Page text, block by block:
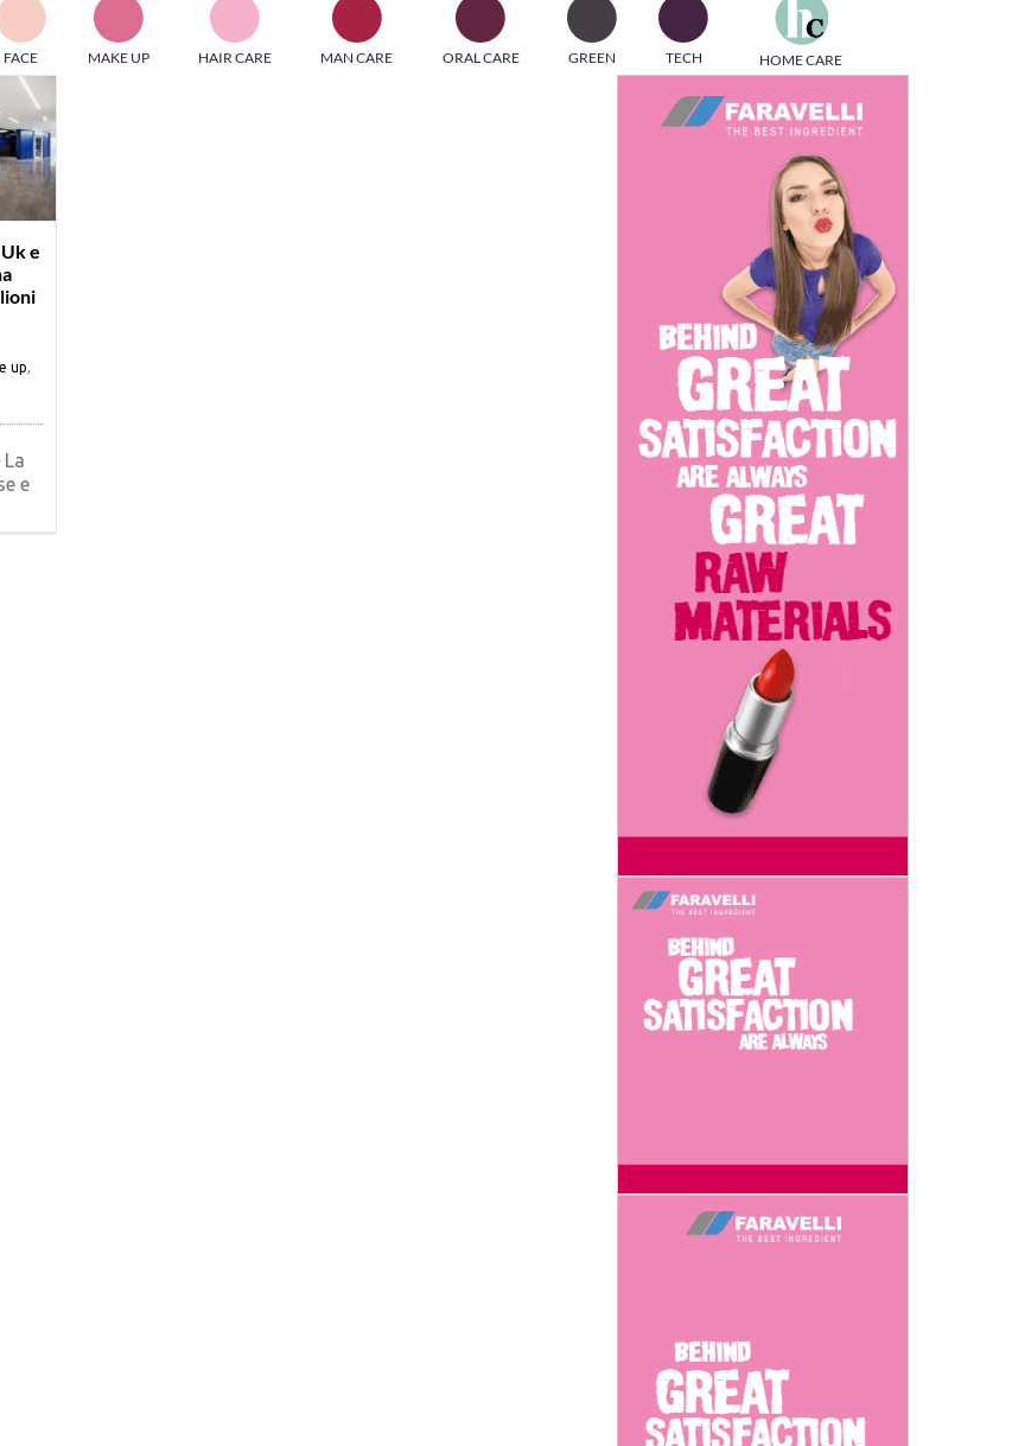
racchiude un pool di società di comunicazione
nell’informazione b2b. Edizioni Turbo, in
attraverso numerose riviste verticali, fornisce strumenti di
che coinvolgono gli attori nei settori beauty, food,
entertainment e sport.
FACE MAKE UP HAIR CARE MAN CARE ORAL CARE GREEN TECH HOME CARE
e
up,
La
e